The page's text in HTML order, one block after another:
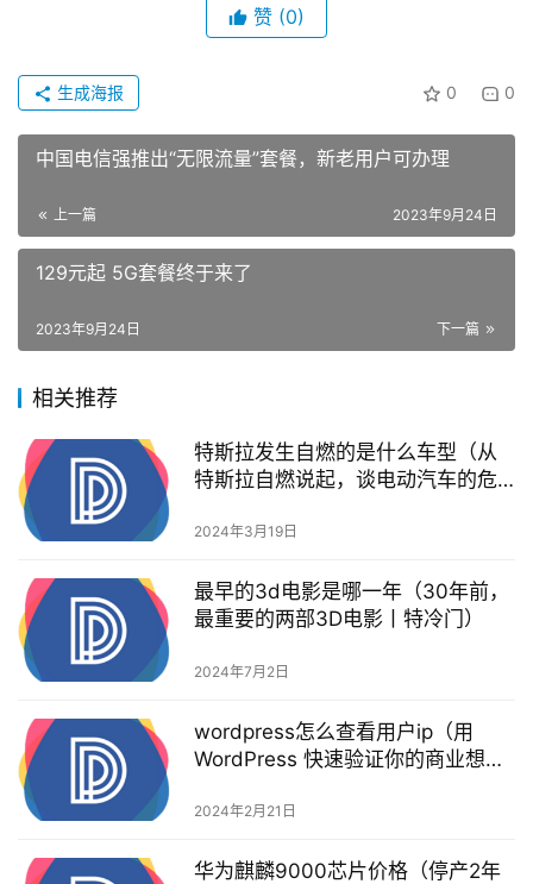
赞 (0)
0 0
生成海报
中国电信强推出“无限流量”套餐，新老用户可办理
上一篇 2023年9月24日
129元起 5G套餐终于来了
下一篇
2023年9月24日
相关推荐
特斯拉发生自燃的是什么车型（从
特斯拉自燃说起，谈电动汽车的危
2024年3月19日
最早的3d电影是哪一年（30年前，
最重要的两部3D电影丨特冷门）
2024年7月2日
wordpress怎么查看用户ip（用
WordPress 快速验证你的商业想法
2024年2月21日
华为麒麟9000芯片价格（停产2年